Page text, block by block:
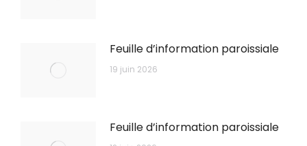
Feuille d’information paroissiale
19 juin 2026
Feuille d’information paroissiale